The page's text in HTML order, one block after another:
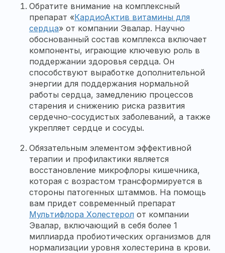
Обратите внимание на комплексный
препарат «КардиоАктив витамины для
сердца» от компании Эвалар. Научно
обоснованный состав комплекса включает
компоненты, играющие ключевую роль в
поддержании здоровья сердца. Он
способствуют выработке дополнительной
энергии для поддержания нормальной
работы сердца, замедлению процессов
старения и снижению риска развития
сердечно-сосудистых заболеваний, а также
укрепляет сердце и сосуды.
Обязательным элементом эффективной
терапии и профилактики является
восстановление микрофлоры кишечника,
которая с возрастом трансформируется в
стороны патогенных штаммов. На помощь
вам придет современный препарат
Мультифлора Холестерол от компании
Эвалар, включающий в себя более 1
миллиарда пробиотических организмов для
нормализации уровня холестерина в крови.